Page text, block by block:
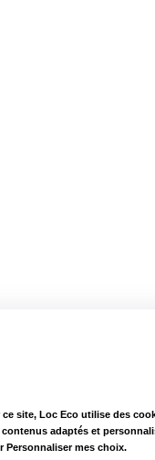
site, Loc Eco utilise des
adaptés et
Personnaliser mes choix.